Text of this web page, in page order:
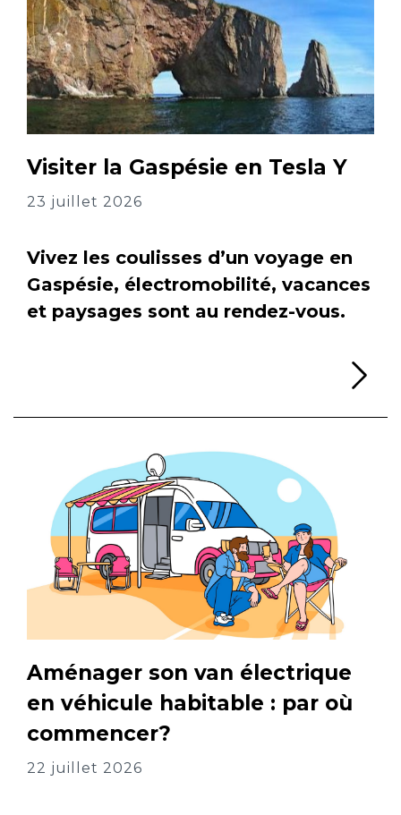
Visiter la Gaspésie en Tesla Y
23 juillet 2026
Vivez les coulisses d’un voyage en
Gaspésie, électromobilité, vacances
et paysages sont au rendez-vous.
Aménager son van électrique
en véhicule habitable : par où
commencer?
22 juillet 2026